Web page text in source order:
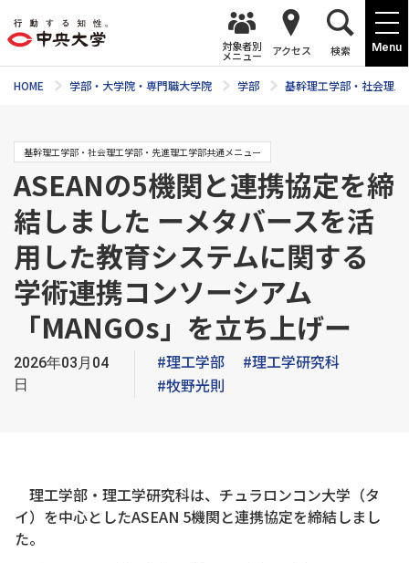
Menu
対象者別
メニュー アクセス 検索
HOME 学部・大学院・専門職大学院 学部 基幹理工学部・社会理
基幹理工学部・社会理工学部・先進理工学部共通メニュー
ASEANの5機関と連携協定を締
結しました ーメタバースを活
用した教育システムに関する
学術連携コンソーシアム
「MANGOs」を立ち上げー
2026年03月04
日
#理工学部
#理工学研究科
#牧野光則
理工学部・理工学研究科は、チュラロンコン大学（タ
イ）を中心としたASEAN 5機関と連携協定を締結しまし
た。